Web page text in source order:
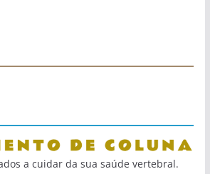
a cuidar da sua saúde vertebral.